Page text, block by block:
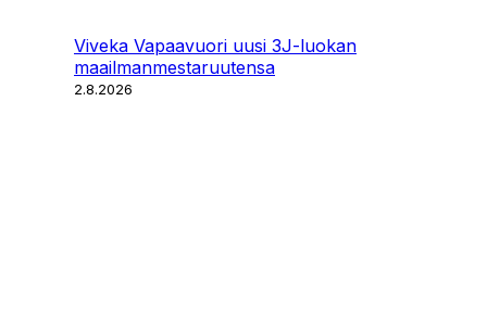
Viveka Vapaavuori uusi 3J-luokan
maailmanmestaruutensa
2.8.2026